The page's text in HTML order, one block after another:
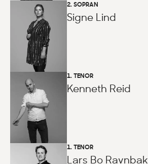
2. SOPRAN
Signe Lind
1. TENOR
Kenneth Reid
1. TENOR
Lars Bo Ravnbak